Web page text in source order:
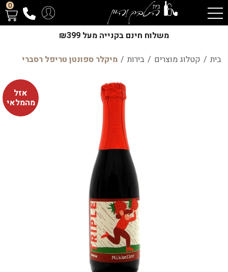
0
משלוח חינם בקנייה מעל ₪399
בית / קטלוג מוצרים / בירות / מיקלר ספונטן טריפל רסברי
אזל
מהמלאי